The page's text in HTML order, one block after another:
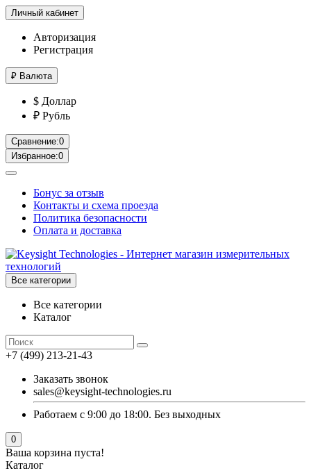
Личный кабинет
Авторизация
Регистрация
₽ Валюта
$ Доллар
₽ Рубль
Сравнение:0
Избранное:0
Бонус за отзыв
Контакты и схема проезда
Политика безопасности
Оплата и доставка
Все категории
Все категории
Каталог
+7 (499) 213-21-43
Заказать звонок
sales@keysight-technologies.ru
Работаем с 9:00 до 18:00. Без выходных
0
Ваша корзина пуста!
Каталог